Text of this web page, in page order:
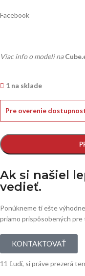
Facebook
Viac info o modeli na
1 na sklade
Pre overenie
Ak si našiel
vedieť.
Ponúkneme ti ešte
priamo prispôsobených pre
KONTAKTOVAŤ
11 Ľudí, si práve prezerá